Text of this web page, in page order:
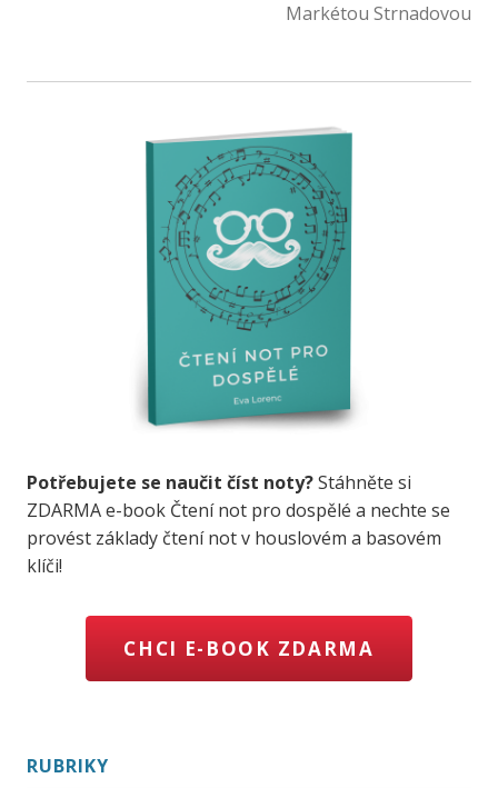
Markétou Strnadovou
Potřebujete se naučit číst noty?Stáhněte si
ZDARMA e-book Čtení not pro dospělé a nechte se
provést základy čtení not v houslovém a basovém
klíči!
CHCI E-BOOK ZDARMA
RUBRIKY